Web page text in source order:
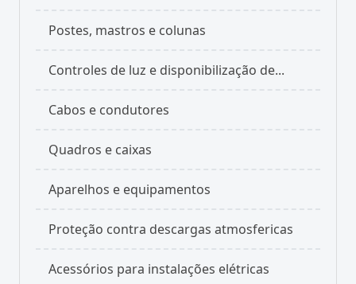
Postes, mastros e colunas
Controles de luz e disponibilização de...
Cabos e condutores
Quadros e caixas
Aparelhos e equipamentos
Proteção contra descargas atmosfericas
Acessórios para instalações elétricas